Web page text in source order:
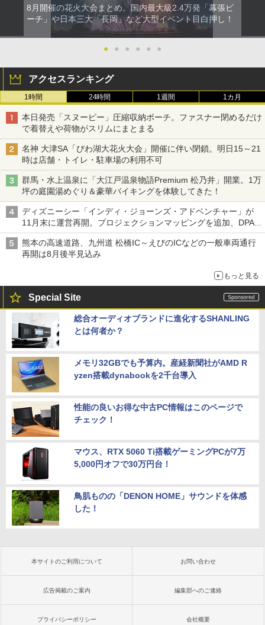
8月開催の花火大会まとめ。国内最大級2.4万発「幕張ビ
ーチ」や日本三大「長岡」など大型イベント目白押し！
● ● ● ● ● ●
アクセスランキング
1時間 24時間 1週間 1カ月
本日発売「スヌーピー」圧縮収納ポーチ。ファスナー閉めるだけ
で着替えや荷物がスリムにまとまる
名神 大津SA「びわ湖大花火大会」開催に伴い閉鎖。明日15～21
時は店舗・トイレ・駐車場の利用不可
群馬・水上温泉に「大江戸温泉物語Premium 松乃井」開業。1万
坪の庭園湯めぐり＆豪華バイキングを体験してきた！
ディズニーシー「インディ・ジョーンズ・アドベンチャー」が
11月末に運営再開。プロジェクションマッピングを追加、DPA
は1500円
熊本の高速道路、九州道 松橋IC～えびのICなどの一般車両通行
再開は8月後半見込み
もっと見る
Special Site
総合オーディオブランドに進化するSHANLING
とは何者か？
メモリ32GBでも予算内。産経新聞社がAMD R
yzen搭載dynabookを2千台導入
性能の良いお得な中古PC情報はこのページで
チェック！
マウス、RTX 5060 Ti搭載ゲーミングPCが7万
5,000円オフで30万円台！
鳥肌ものの「DENON HOME」サウンドを体感
した！
本サイトのご利用について お問い合わせ
広告掲載のご案内 編集部へのご連絡
プライバシーポリシー 会社概要